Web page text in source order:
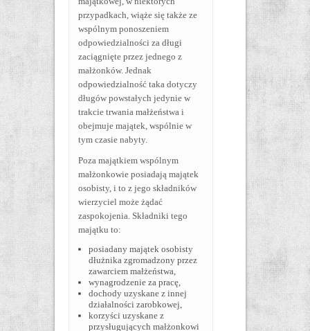
przypadkach, wiąże się także ze
wspólnym ponoszeniem
odpowiedzialności za długi
zaciągnięte przez jednego z
małżonków. Jednak
odpowiedzialność taka dotyczy
długów powstałych jedynie w
trakcie trwania małżeństwa i
obejmuje majątek, wspólnie w
tym czasie nabyty.
Poza majątkiem wspólnym
małżonkowie posiadają majątek
osobisty, i to z jego składników
wierzyciel może żądać
zaspokojenia. Składniki tego
majątku to:
posiadany majątek osobisty
dłużnika zgromadzony przez
zawarciem małżeństwa,
wynagrodzenie za pracę,
dochody uzyskane z innej
działalności zarobkowej,
korzyści uzyskane z
przysługujących małżonkowi